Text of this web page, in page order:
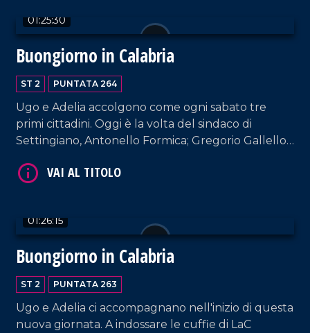
01:25:30
Buongiorno in Calabria
ST 2 PUNTATA 264
Ugo e Adelia accolgono come ogni sabato tre
primi cittadini. Oggi è la volta del sindaco di
Settingiano, Antonello Formica; Gregorio Gallello
Vincenzo Pellegrino.
01:26:15
Buongiorno in Calabria
ST 2 PUNTATA 263
Ugo e Adelia ci accompagnano nell'inizio di questa
nuova giornata. A indossare le cuffie di LaC
VAI AL TITOLO
VAI AL TITOLO
VAI AL TITOLO